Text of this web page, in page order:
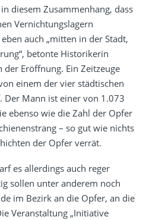
diesem Zusammenhang, dass
Vernichtungslagern
auch „mitten in der Stadt,
betonte Historikerin
Eröffnung. Ein Zeitzeuge
einem der vier städtischen
Der Mann ist einer von 1.073
ebenso wie die Zahl der Opfer
– so gut wie nichts
der Opfer verrät.
es allerdings auch reger
sollen unter anderem noch
im Bezirk an die Opfer, an die
Veranstaltung „Initiative